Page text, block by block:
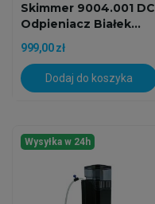
Skimmer 9004.001 DC
Odpieniacz Białek...
999,00 zł
Dodaj do koszyka
Wysyłka w 24h